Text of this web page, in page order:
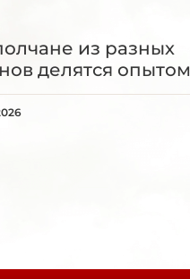
из разных
делятся опытом